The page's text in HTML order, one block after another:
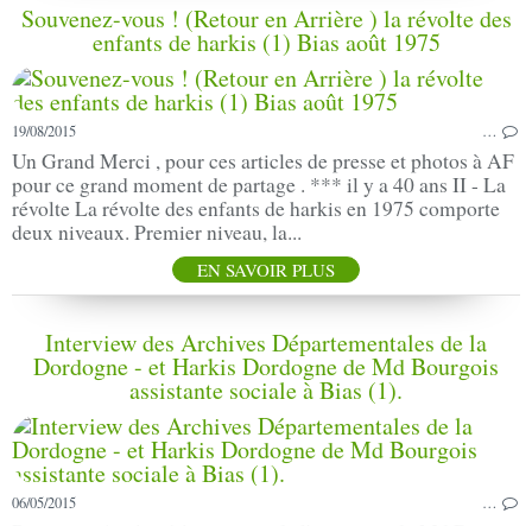
Souvenez-vous ! (Retour en Arrière ) la révolte des
enfants de harkis (1) Bias août 1975
19/08/2015 …
Un Grand Merci , pour ces articles de presse et photos à AF
pour ce grand moment de partage . *** il y a 40 ans II - La
révolte La révolte des enfants de harkis en 1975 comporte
deux niveaux. Premier niveau, la...
EN SAVOIR PLUS
Interview des Archives Départementales de la
Dordogne - et Harkis Dordogne de Md Bourgois
assistante sociale à Bias (1).
06/05/2015 …